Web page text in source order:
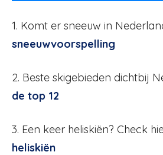
1. Komt er sneeuw in
sneeuwvoorspelling
2. Beste skigebieden dichtbij
de top 12
3. Een keer heliskiën? Check
heliskiën